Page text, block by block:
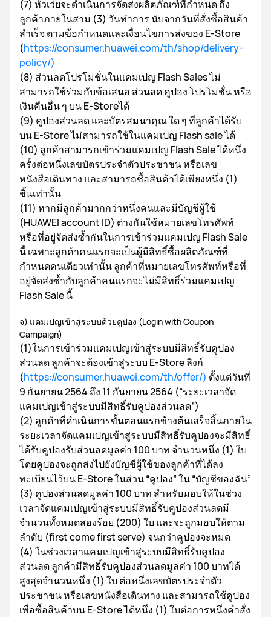
(7) หัวเว่ยจะดำเนินการจัดส่งผลิตภัณฑ์ที่กำหนด ถึง
ลูกค้าภายในสาม (3) วันทำการ นับจากวันที่สั่งซื้อสินค้า
สำเร็จ ตามข้อกำหนดและเงื่อนไขการส่งของ E-Store
(https://consumer.huawei.com/th/shop/delivery-
policy/)
(8) ส่วนลดโปรโมชั่นในแคมเปญ Flash Sales ไม่
สามารถใช้ร่วมกับข้อเสนอ ส่วนลด คูปอง โปรโมชั่น หรือ
เงินคืนอื่น ๆ บน E-Storeได้
(9) คูปองส่วนลด และบัตรสมนาคุณ ใด ๆ ที่ลูกค้าได้รับ
บน E-Store ไม่สามารถใช้ในแคมเปญ Flash sale ได้
(10) ลูกค้าสามารถเข้าร่วมแคมเปญ Flash Sale ได้หนึ่ง
ครั้งต่อหนึ่งเลขบัตรประจำตัวประชาชน หรือเลข
หนังสือเดินทาง และสามารถซื้อสินค้าได้เพียงหนึ่ง (1)
ชิ้นเท่านั้น
(11) หากมีลูกค้ามากกว่าหนึ่งคนและมีบัญชีผู้ใช้
(HUAWEI account ID) ต่างกันใช้หมายเลขโทรศัพท์
หรือที่อยู่จัดส่งซ้ำกันในการเข้าร่วมแคมเปญ Flash Sale
นี้ เฉพาะลูกค้าคนแรกจะเป็นผู้มีสิทธิ์ซื้อผลิตภัณฑ์ที่
กำหนดคนเดียวเท่านั้น ลูกค้าที่หมายเลขโทรศัพท์หรือที่
อยู่จัดส่งซ้ำกับลูกค้าคนแรกจะไม่มีสิทธิ์ร่วมแคมเปญ
Flash Sale นี้
จ) แคมเปญเข้าสู่ระบบด้วยคูปอง (Login with Coupon
Campaign)
(1)ในการเข้าร่วมแคมเปญเข้าสู่ระบบมีสิทธิ์รับคูปอง
ส่วนลด ลูกค้าจะต้องเข้าสู่ระบบ E-Store ลิงก์
(https://consumer.huawei.com/th/offer/) ตั้งแต่วันที่
9 กันยายน 2564 ถึง 11 กันยายน 2564 (“ระยะเวลาจัด
แคมเปญเข้าสู่ระบบมีสิทธิ์รับคูปองส่วนลด”)
(2) ลูกค้าที่ดำเนินการขั้นตอนแรกข้างต้นเสร็จสิ้นภายใน
ระยะเวลาจัดแคมเปญเข้าสู่ระบบมีสิทธิ์รับคูปองจะมีสิทธิ์
ได้รับคูปองรับส่วนลดมูลค่า 100 บาท จำนวนหนึ่ง (1) ใบ
โดยคูปองจะถูกส่งไปยังบัญชีผู้ใช้ของลูกค้าที่ได้ลง
ทะเบียนไว้บน E-Store ในส่วน “คูปอง” ใน “บัญชีของฉัน”
(3) คูปองส่วนลดมูลค่า 100 บาท สำหรับมอบให้ในช่วง
เวลาจัดแคมเปญเข้าสู่ระบบมีสิทธิ์รับคูปองส่วนลดมี
จำนวนทั้งหมดสองร้อย (200) ใบ และจะถูกมอบให้ตาม
ลำดับ (first come first serve) จนกว่าคูปองจะหมด
(4) ในช่วงเวลาแคมเปญเข้าสู่ระบบมีสิทธิ์รับคูปอง
ส่วนลด ลูกค้ามีสิทธิ์รับคูปองส่วนลดมูลค่า 100 บาทได้
สูงสุดจำนวนหนึ่ง (1) ใบ ต่อหนึ่งเลขบัตรประจำตัว
ประชาชน หรือเลขหนังสือเดินทาง และสามารถใช้คูปอง
เพื่อซื้อสินค้าบน E-Store ได้หนึ่ง (1) ใบต่อการหนึ่งคำสั่ง